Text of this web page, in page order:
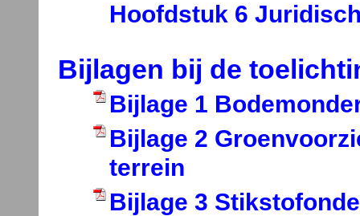
Hoofdstuk 6
Bijlagen bij de
Bijlage 1
Bijlage 2
terrein
Bijlage 3